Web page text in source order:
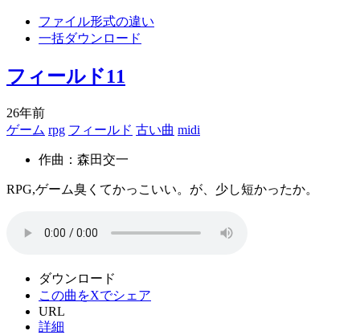
ファイル形式の違い
一括ダウンロード
フィールド11
26年前
ゲーム rpg フィールド 古い曲 midi
作曲：森田交一
RPG,ゲーム臭くてかっこいい。が、少し短かったか。
ダウンロード
この曲をXでシェア
URL
詳細